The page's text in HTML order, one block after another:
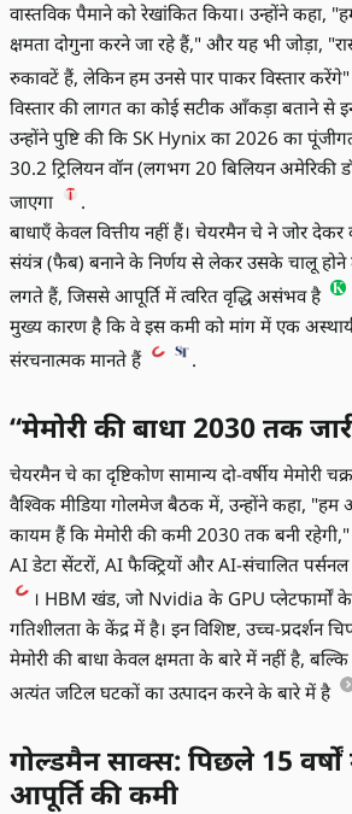
वास्तविक पैमाने को रेखांकित किया। उन्होंने कहा,
क्षमता दोगुना करने जा रहे हैं," और यह भी जोड़ा,
रुकावटें हैं, लेकिन हम उनसे पार पाकर विस्तार करेंगे"
विस्तार की लागत का कोई सटीक आँकड़ा बताने से
उन्होंने पुष्टि की कि SK Hynix का 2026 का
30.2 ट्रिलियन वॉन (लगभग 20 बिलियन अमेरिकी
जाएगा
.
बाधाएँ केवल वित्तीय नहीं हैं। चेयरमैन चे ने जोर देकर
संयंत्र (फैब) बनाने के निर्णय से लेकर उसके चालू
लगते हैं, जिससे आपूर्ति में त्वरित वृद्धि असंभव है
मुख्य कारण है कि वे इस कमी को मांग में एक
संरचनात्मक मानते हैं
.
“मेमोरी की बाधा 2030 तक
चेयरमैन चे का दृष्टिकोण सामान्य दो-वर्षीय मेमोरी
वैश्विक मीडिया गोलमेज बैठक में, उन्होंने कहा, "हम
कायम हैं कि मेमोरी की कमी 2030 तक बनी
AI डेटा सेंटरों, AI फैक्ट्रियों और AI-संचालित पर्सनल
। HBM खंड, जो Nvidia के GPU प्लेटफार्मों के
गतिशीलता के केंद्र में है। इन विशिष्ट, उच्च-प्रदर्शन
मेमोरी की बाधा केवल क्षमता के बारे में नहीं है,
अत्यंत जटिल घटकों का उत्पादन करने के बारे में है
गोल्डमैन साक्स: पिछले 15
आपूर्ति की कमी